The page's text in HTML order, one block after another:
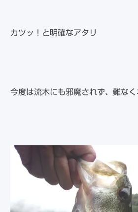
カツッ！と明確なアタリ
今度は流木にも邪魔されず、難なく